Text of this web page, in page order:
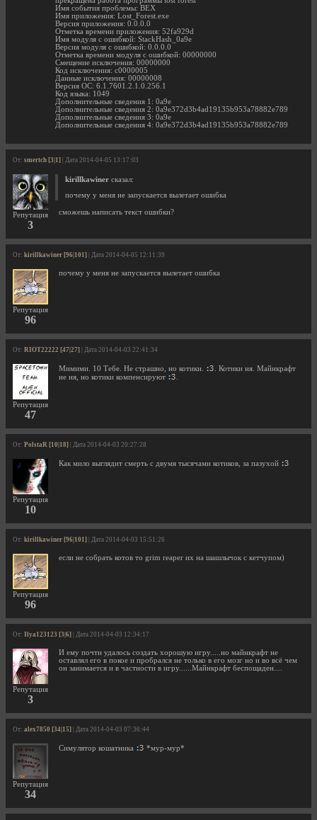
Имя события проблемы: BEX
Имя приложения: Lost_Forest.exe
Версия приложения: 0.0.0.0
Отметка времени приложения: 52fa929d
Имя модуля с ошибкой: StackHash_0a9e
Версия модуля с ошибкой: 0.0.0.0
Отметка времени модуля с ошибкой: 00000000
Смещение исключения: 00000000
Код исключения: c0000005
Данные исключения: 00000008
Версия ОС: 6.1.7601.2.1.0.256.1
Код языка: 1049
Дополнительные сведения 1: 0a9e
Дополнительные сведения 2: 0a9e372d3b4ad19135b953a78882e789
Дополнительные сведения 3: 0a9e
Дополнительные сведения 4: 0a9e372d3b4ad19135b953a78882e789
От: smertch [3|1] | Дата 2014-04-05 13:17:03
Репутация
3
kirillkawiner сказал:
почему у меня не запускается вылетает ошибка
сможешь написать текст ошибки?
От: kirillkawiner [96|101] | Дата 2014-04-05 12:11:39
Репутация
96
почему у меня не запускается вылетает ошибка
От: RIOT22222 [47|27] | Дата 2014-04-03 22:41:34
Репутация
47
Мимими. 10 Тебе. Не страшно, но котики.
. Котики ня. Майнкрафт
не ня, но котики компенсируют
От: PolstaR [10|18] | Дата 2014-04-03 20:27:28
Репутация
10
Как мило выглядит смерть с двумя тысячами котиков, за пазухой
От: kirillkawiner [96|101] | Дата 2014-04-03 15:51:26
Репутация
96
если не собрать котов то grim reaper их на шашлычок с кетчупом)
От: Ilya123123 [3|6] | Дата 2014-04-03 12:34:17
Репутация
3
И ему почти удалось создать хорошую игру.....но майнкрафт не
оставлял его в покое и пробрался не только в его мозг но и во всё чем
он занимается и в частности в игру......Майнкрафт беспощаден....
От: alex7850 [34|15] | Дата 2014-04-03 07:36:44
Репутация
34
Симулятор кошатника *мур-мур*